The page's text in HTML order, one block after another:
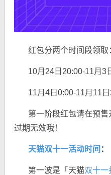
红包分两个时间段领取
10月24日20:00-11月3
11月4日0:00-11月11
第一阶段红包请在预售
过期无效哦！
天猫双十一活动时间 ：
第一波是「天猫双十一